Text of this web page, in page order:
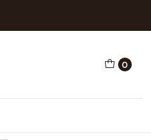
0
LARGA